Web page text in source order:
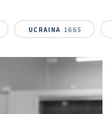
UCRAINA 1665